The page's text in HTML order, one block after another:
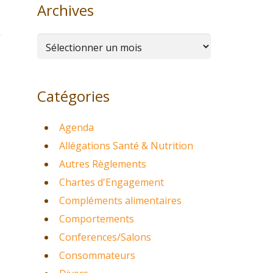
Archives
Archives
Catégories
Agenda
Allégations Santé & Nutrition
Autres Règlements
Chartes d'Engagement
Compléments alimentaires
Comportements
Conferences/Salons
Consommateurs